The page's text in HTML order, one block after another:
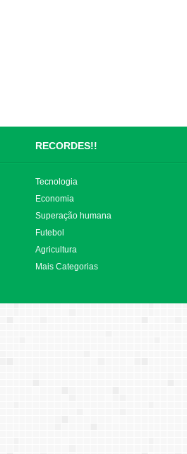
RECORDES!!
Tecnologia
Economia
Superação humana
Futebol
Agricultura
Mais Categorias